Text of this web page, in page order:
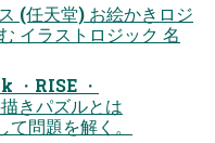
(任天堂) お絵かきロジ
イラストロジック 名
・RISE ・
パズルとは
問題を解く。